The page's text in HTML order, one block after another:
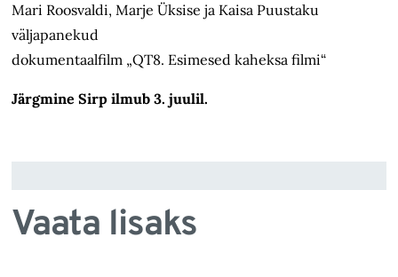
Mari Roosvaldi, Marje Üksise ja Kaisa Puustaku
väljapanekud
dokumentaalfilm „QT8. Esimesed kaheksa filmi“
Järgmine Sirp ilmub 3. juulil.
Vaata lisaks